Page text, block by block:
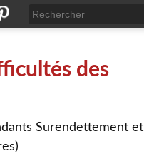
des
Surendettement et